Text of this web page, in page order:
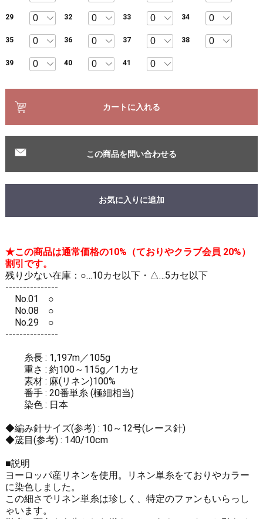
29 32 33 34
35 36 37 38
39 40 41
カートに入れる
この商品を問い合わせる
お気に入りに追加
★この商品は通常価格の10%（ておりやクラブ会員 20%）
割引です。
残り少ない在庫：○…10カセ以下・△…5カセ以下
---------------
No.01 ○
No.08 ○
No.29 ○
---------------
糸長 : 1,197m／105g
重さ : 約100～115g／1カセ
素材 : 麻(リネン)100%
番手 : 20番単糸 (極細相当)
染色 : 日本
◆編み針サイズ(参考) : 10～12号(レース針)
◆筬目(参考) : 140/10cm
■説明
ヨーロッパ産リネンを使用。リネン単糸をておりやカラー
に染色しました。
この細さでリネン単糸は珍しく、特定のファンもいらっし
ゃいます。